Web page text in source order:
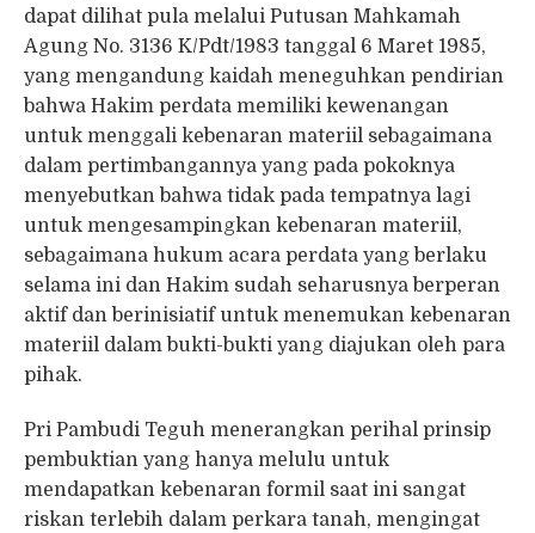
dapat dilihat pula melalui Putusan Mahkamah
Agung No. 3136 K/Pdt/1983 tanggal 6 Maret 1985,
yang mengandung kaidah meneguhkan pendirian
bahwa Hakim perdata memiliki kewenangan
untuk menggali kebenaran materiil sebagaimana
dalam pertimbangannya yang pada pokoknya
menyebutkan bahwa tidak pada tempatnya lagi
untuk mengesampingkan kebenaran materiil,
sebagaimana hukum acara perdata yang berlaku
selama ini dan Hakim sudah seharusnya berperan
aktif dan berinisiatif untuk menemukan kebenaran
materiil dalam bukti-bukti yang diajukan oleh para
pihak.
Pri Pambudi Teguh menerangkan perihal prinsip
pembuktian yang hanya melulu untuk
mendapatkan kebenaran formil saat ini sangat
riskan terlebih dalam perkara tanah, mengingat